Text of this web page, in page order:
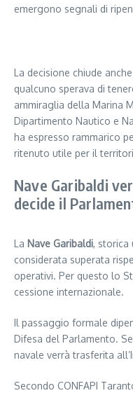
emergono segnali di
La decisione chiude
qualcuno sperava di
ammiraglia della Marina
Dipartimento Nautico e
ha espresso rammarico
ritenuto utile per il
Nave Garibaldi
decide il
La Nave Garibaldi, storica
considerata superata
operativi. Per questo lo
cessione internazionale.
Il passaggio formale
Difesa del Parlamento.
navale verrà trasferita
Secondo CONFAPI